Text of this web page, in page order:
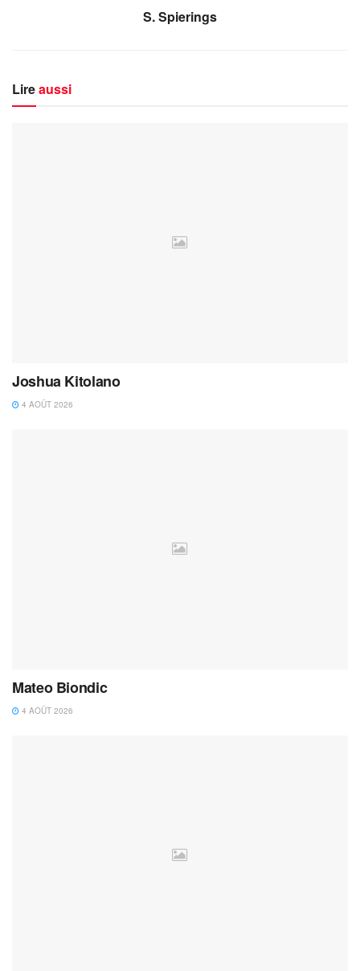
S. Spierings
Lireaussi
Joshua Kitolano
4 AOÛT 2026
Mateo Biondic
4 AOÛT 2026